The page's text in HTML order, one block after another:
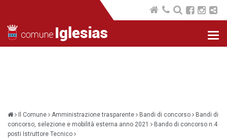
Il Comune Amministrazione trasparente Bandi di concorso
Bandi di
concorso, selezione e mobilità esterna anno 2021
Bando di concorso n.4
posti Istruttore Tecnico